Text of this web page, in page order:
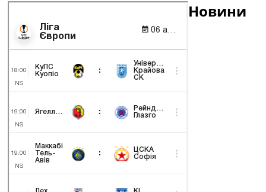
Новини